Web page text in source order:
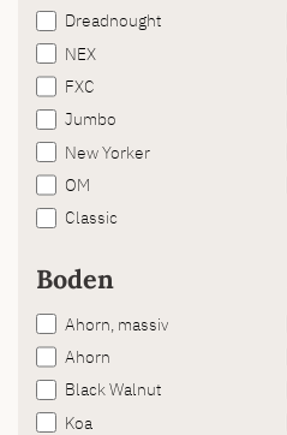
Dreadnought
NEX
FXC
Jumbo
New Yorker
OM
Classic
Boden
Ahorn, massiv
Ahorn
Black Walnut
Koa